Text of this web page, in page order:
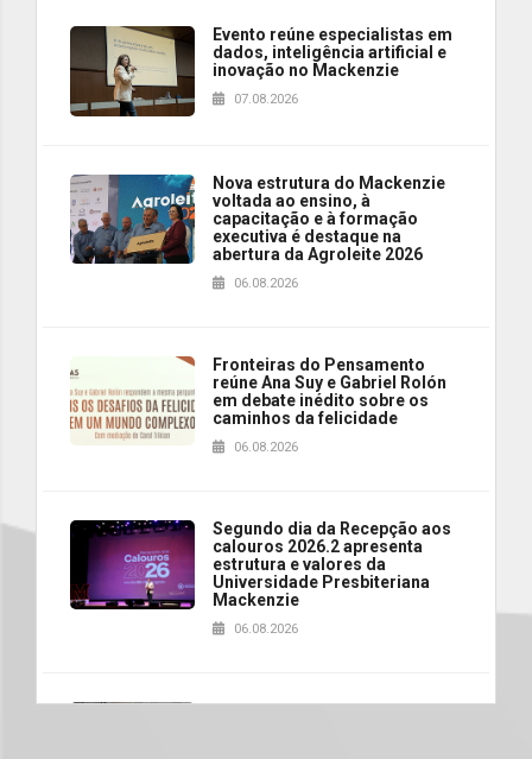
Evento reúne especialistas em
dados, inteligência artificial e
inovação no Mackenzie
07.08.2026
Nova estrutura do Mackenzie
voltada ao ensino, à
capacitação e à formação
executiva é destaque na
abertura da Agroleite 2026
06.08.2026
Fronteiras do Pensamento
reúne Ana Suy e Gabriel Rolón
em debate inédito sobre os
caminhos da felicidade
06.08.2026
Segundo dia da Recepção aos
calouros 2026.2 apresenta
estrutura e valores da
Universidade Presbiteriana
Mackenzie
06.08.2026